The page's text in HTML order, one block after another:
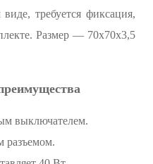
требуется фиксация,
Размер — 70х70х3,5
выключателем.
разъемом.